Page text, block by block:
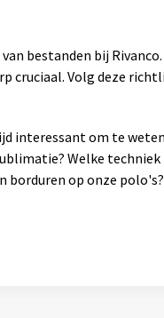
bestanden bij
Volg deze
interessant om te
Welke
op onze